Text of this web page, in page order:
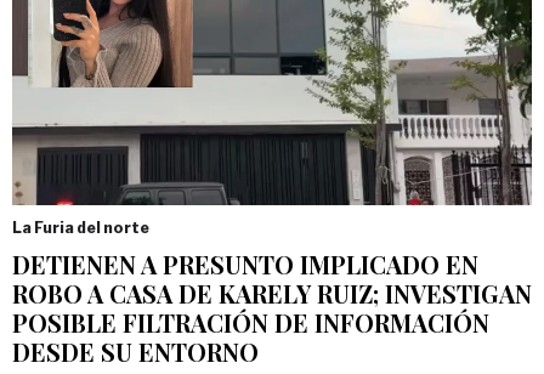
La Furia del norte
DETIENEN A PRESUNTO IMPLICADO EN
ROBO A CASA DE KARELY RUIZ; INVESTIGAN
POSIBLE FILTRACIÓN DE INFORMACIÓN
DESDE SU ENTORNO